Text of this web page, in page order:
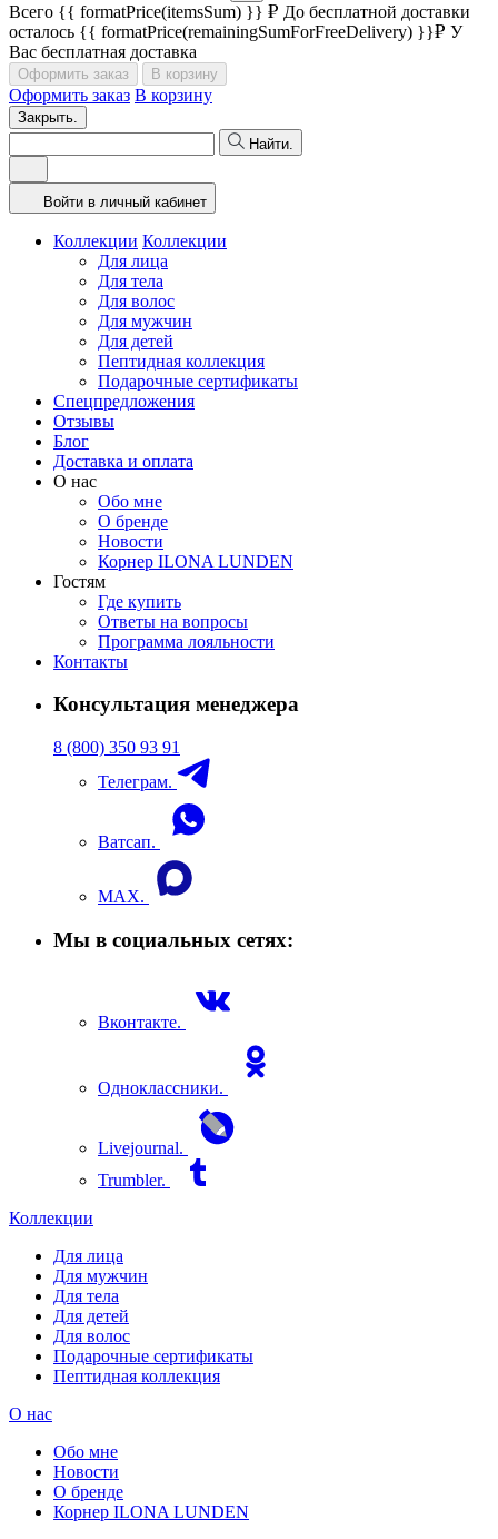
Всего {{ formatPrice(itemsSum) }}
До бесплатной доставки
осталось {{ formatPrice(remainingSumForFreeDelivery) }}
У
Вас бесплатная доставка
Оформить заказ В корзину
Оформить заказ В корзину
Закрыть.
Найти.
Войти в личный кабинет
Коллекции Коллекции
Для лица
Для тела
Для волос
Для мужчин
Для детей
Пептидная коллекция
Подарочные сертификаты
Спецпредложения
Отзывы
Блог
Доставка и оплата
О нас
Обо мне
О бренде
Новости
Корнер ILONA LUNDEN
Гостям
Где купить
Ответы на вопросы
Программа лояльности
Контакты
Консультация менеджера
8 (800) 350 93 91
Телеграм.
Ватсап.
MAX.
Мы в социальных сетях:
Вконтакте.
Одноклассники.
Livejournal.
Trumbler.
Коллекции
Для лица
Для мужчин
Для тела
Для детей
Для волос
Подарочные сертификаты
Пептидная коллекция
О нас
Обо мне
Новости
О бренде
Корнер ILONA LUNDEN